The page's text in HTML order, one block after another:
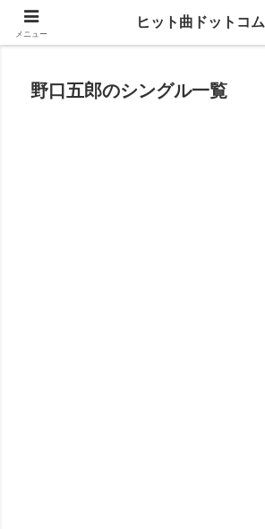
思い出の曲がすぐに見つかる
野口五郎のシングル一覧
メニュー
ヒット曲ドットコム